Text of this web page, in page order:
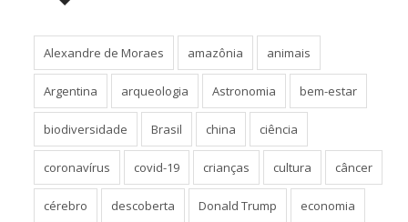
Alexandre de Moraes amazônia animais
Argentina arqueologia Astronomia bem-estar
biodiversidade Brasil china ciência
coronavírus covid-19 crianças cultura câncer
cérebro descoberta Donald Trump economia